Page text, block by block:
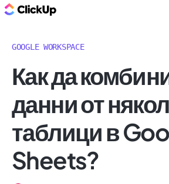
GOOGLE WORKSPACE
Как да
данни от
таблици в
Sheets?